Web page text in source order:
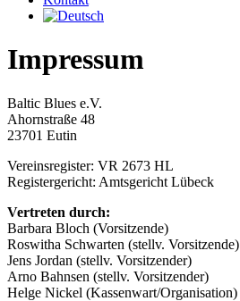
Impressum
Baltic Blues e.V.
Ahornstraße 48
23701 Eutin
Vereinsregister: VR 2673 HL
Registergericht: Amtsgericht Lübeck
Vertreten durch:
Barbara Bloch (Vorsitzende)
Roswitha Schwarten (stellv. Vorsitzende)
Jens Jordan (stellv. Vorsitzender)
Arno Bahnsen (stellv. Vorsitzender)
Helge Nickel (Kassenwart/Organisation)